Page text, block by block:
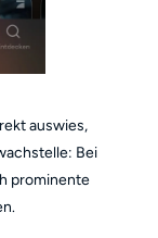
auswies,
Bei
prominente